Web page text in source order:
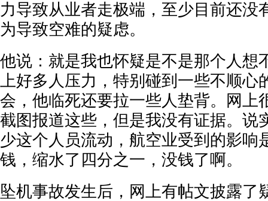
力导致从业者走极端，至少目前还没
为导致空难的疑虑。
他说：就是我也怀疑是不是那个人想
上好多人压力，特别碰到一些不顺心
会，他临死还要拉一些人垫背。网上
截图报道这些，但是我没有证据。说
少这个人员流动，航空业受到的影响
钱，缩水了四分之一，没钱了啊。
坠机事故发生后，网上有帖文披露了